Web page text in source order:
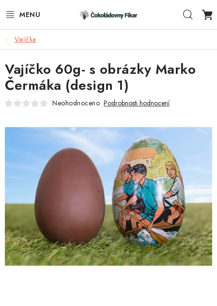
na
ESHOP
REKLAMNÍ VÝROBKY
O NÁS
KONTAKTY
FUNKČNÍ ČOKOLÁDA
EXKURZE
Jak nakupovat Obchodní podmínky
Reklamace
Podmínky ochrany osobních údajů
Vajíčka
Vajíčko 60g- s obrázky Marko
Čermáka (design 1)
Neohodnoceno Podrobnosti hodnocení